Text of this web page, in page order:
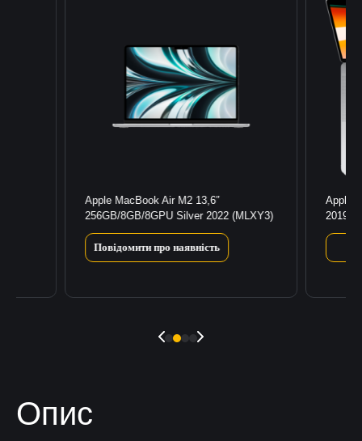
Apple MacBook Air M2 13,6″
256GB/8GB/8GPU Silver 2022 (MLXY3)
Повідомити про наявність
Apple
2019
Опис